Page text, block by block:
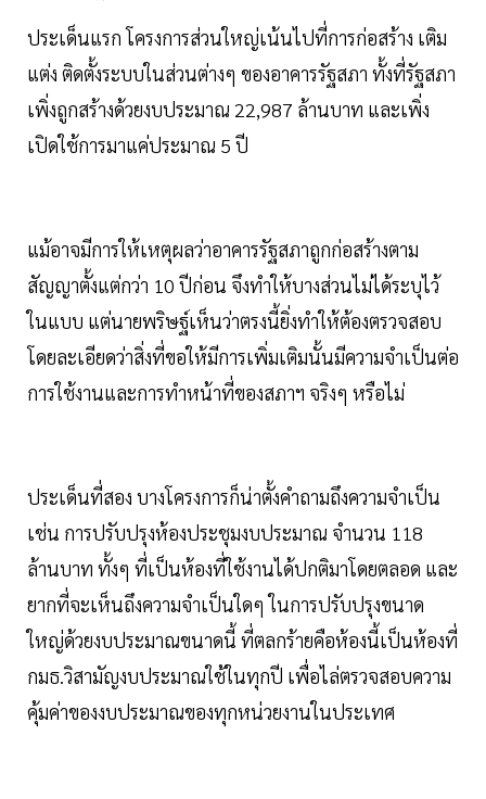
ประเด็นแรก โครงการส่วนใหญ่เน้นไปที่การก่อสร้าง เติม
แต่ง ติดตั้งระบบในส่วนต่างๆ ของอาคารรัฐสภา ทั้งที่รัฐสภา
เพิ่งถูกสร้างด้วยงบประมาณ 22,987 ล้านบาท และเพิ่ง
เปิดใช้การมาแค่ประมาณ 5 ปี
แม้อาจมีการให้เหตุผลว่าอาคารรัฐสภาถูกก่อสร้างตาม
สัญญาตั้งแต่กว่า 10 ปีก่อน จึงทำให้บางส่วนไม่ได้ระบุไว้
ในแบบ แต่นายพริษฐ์เห็นว่าตรงนี้ยิ่งทำให้ต้องตรวจสอบ
โดยละเอียดว่าสิ่งที่ขอให้มีการเพิ่มเติมนั้นมีความจำเป็นต่อ
การใช้งานและการทำหน้าที่ของสภาฯ จริงๆ หรือไม่
ประเด็นที่สอง บางโครงการก็น่าตั้งคำถามถึงความจำเป็น
เช่น การปรับปรุงห้องประชุมงบประมาณ จำนวน 118
ล้านบาท ทั้งๆ ที่เป็นห้องที่ใช้งานได้ปกติมาโดยตลอด และ
ยากที่จะเห็นถึงความจำเป็นใดๆ ในการปรับปรุงขนาด
ใหญ่ด้วยงบประมาณขนาดนี้ ที่ตลกร้ายคือห้องนี้เป็นห้องที่
กมธ.วิสามัญงบประมาณใช้ในทุกปี เพื่อไล่ตรวจสอบความ
คุ้มค่าของงบประมาณของทุกหน่วยงานในประเทศ